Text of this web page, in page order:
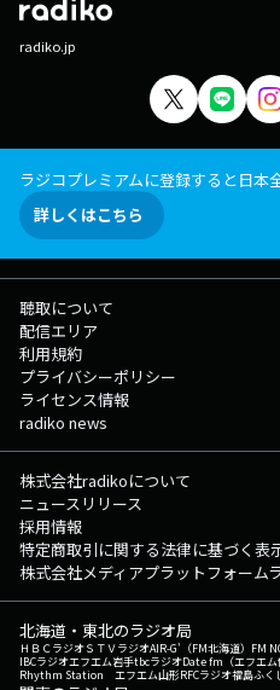
radiko.jp
ラジコプレミアムに登録すると日本
詳しくはこちら
聴取について
配信エリア
利用規約
プライバシーポリシー
ライセンス情報
radiko news
株式会社radikoについて
ニュースリリース
採用情報
特定商取引に関する法律に基づく表
株式会社メディアプラットフォーム
北海道・東北のラジオ局
ＨＢＣラジオＳＴＶラジオAIR-G'（FM北海道） FM
IBCラジオエフエム岩手tbcラジオDate fm（エフエム
Rhythm Station エフエム山形RFCラジオ福島ふく